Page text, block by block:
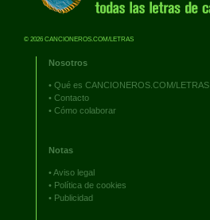
© 2026 CANCIONEROS.COM/LETRAS
Nosotros
• Qué es CANCIONEROS.COM/LETRAS
• Contacto
• Cómo colaborar
Notas
•Aviso legal
• Política de cookies
• Publicidad